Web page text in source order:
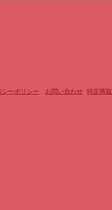
ーポリシー - お問い合わせ- 特定商